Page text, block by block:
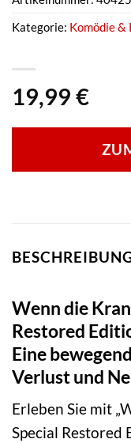
19,99 €
Kategorie: Komödie &
Wenn die
Restored
Eine
Verlust und
Erleben Sie mit
Special Restored